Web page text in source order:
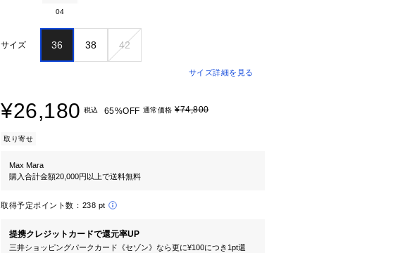
04
サイズ 36 38 42
サイズ詳細を見る
¥26,180 税込 65%OFF 通常価格 ¥74,800
取り寄せ
Max Mara
購入合計金額20,000円以上で送料無料
取得予定ポイント数： 238 pt
提携クレジットカードで還元率UP
三井ショッピングパークカード《セゾン》なら更に¥100につき1pt還